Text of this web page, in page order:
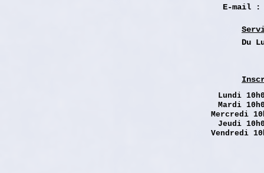
E-mail
Du
Lundi
Mardi
Mercredi
Jeudi
Vendredi